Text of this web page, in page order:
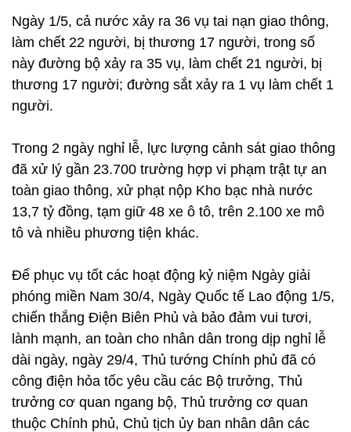
Ngày 1/5, cả nước xảy ra 36 vụ tai nạn giao thông,
làm chết 22 người, bị thương 17 người, trong số
này đường bộ xảy ra 35 vụ, làm chết 21 người, bị
thương 17 người; đường sắt xảy ra 1 vụ làm chết 1
người.
Trong 2 ngày nghỉ lễ, lực lượng cảnh sát giao thông
đã xử lý gần 23.700 trường hợp vi phạm trật tự an
toàn giao thông, xử phạt nộp Kho bạc nhà nước
13,7 tỷ đồng, tạm giữ 48 xe ô tô, trên 2.100 xe mô
tô và nhiều phương tiện khác.
Để phục vụ tốt các hoạt động kỷ niệm Ngày giải
phóng miền Nam 30/4, Ngày Quốc tế Lao động 1/5,
chiến thắng Điện Biên Phủ và bảo đảm vui tươi,
lành mạnh, an toàn cho nhân dân trong dịp nghỉ lễ
dài ngày, ngày 29/4, Thủ tướng Chính phủ đã có
công điện hỏa tốc yêu cầu các Bộ trưởng, Thủ
trưởng cơ quan ngang bộ, Thủ trưởng cơ quan
thuộc Chính phủ, Chủ tịch ủy ban nhân dân các